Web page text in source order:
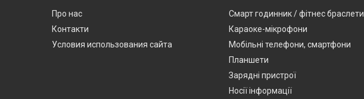
Про нас
Контакти
Условия использования сайта
Смарт годинник / фітнес браслети
Караоке-мікрофони
Мобільні телефони, смартфони
Планшети
Зарядні пристрої
Носії інформації